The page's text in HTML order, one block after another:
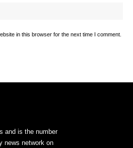
in this browser for the next time I comment.
and is the number
news network on